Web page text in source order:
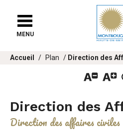
chat
MENU
Vous
Accueil Plan Direction des
Direction des
Direction des affaires civiles